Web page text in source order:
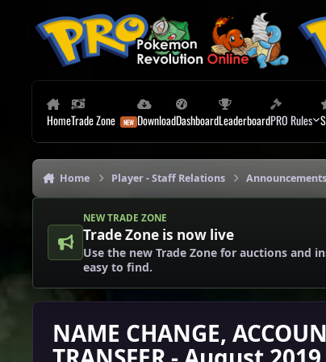
HomeTrade Zone DownloadDashboardLeaderboardPRO Rules
Home Player - Staff Relations Announcements
NEW TRADE ZONE
Trade Zone is now live
Use the new Trade Zone for auctions and
easy to find.
NAME CHANGE,